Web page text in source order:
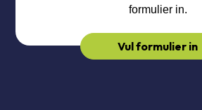
formulier in.
Vul formulier in